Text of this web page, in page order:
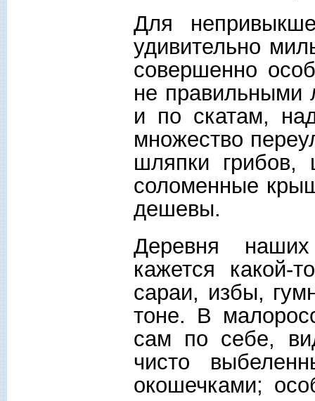
Для
удивительно
совершенно
не правильными
и по скатам,
множество
шляпки грибов,
соломенные
дешевы.
Деревня
кажется какой-
сараи, избы,
тоне. В
сам по себе,
чисто
окошечками;